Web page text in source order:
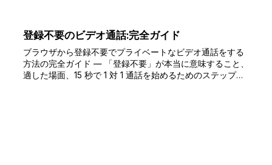
登録不要のビデオ通話:完全ガイド
ブラウザから登録不要でプライベートなビデオ通話をする
方法の完全ガイド — 「登録不要」が本当に意味すること、
適した場面、15 秒で 1 対 1 通話を始めるためのステップバ